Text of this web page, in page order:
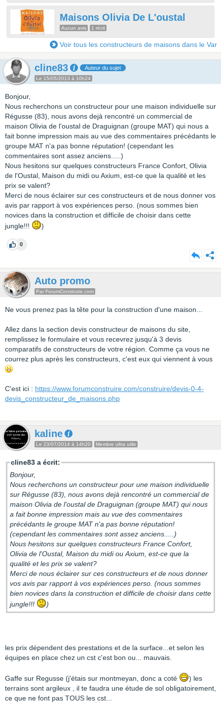
Maisons Olivia De L'oustal
Aucun avis 1 récit
Voir tous les constructeurs de maisons dans le Var
cline83 Auteur du sujet
Le 15/05/2013 à 10h24
Bonjour,
Nous recherchons un constructeur pour une maison individuelle sur
Régusse (83), nous avons dejà rencontré un commercial de
maison Olivia de l'oustal de Draguignan (groupe MAT) qui nous a
fait bonne impression mais au vue des commentaires précédants le
groupe MAT n'a pas bonne réputation! (cependant les
commentaires sont assez anciens.....)
Nous hesitons sur quelques constructeurs France Confort, Olivia
de l'Oustal, Maison du midi ou Axium, est-ce que la qualité et les
prix se valent?
Merci de nous éclairer sur ces constructeurs et de nous donner vos
avis par rapport à vos expériences perso. (nous sommes bien
novices dans la construction et difficile de choisir dans cette
jungle!!!
)
0
Auto promo
Par ForumConstruire.com
Ne vous prenez pas la tête pour la construction d'une maison...
Allez dans la section devis constructeur de maisons du site,
remplissez le formulaire et vous recevrez jusqu'à 3 devis
comparatifs de constructeurs de votre région. Comme ça vous ne
courrez plus après les constructeurs, c'est eux qui viennent à vous
C'est ici : https://www.forumconstruire.com/construire/devis-0-4-
devis_constructeur_de_maisons.php
kaline
Le 23/07/2014 à 14h20 Membre ultra utile
cline83 a écrit:
Bonjour,
Nous recherchons un constructeur pour une maison individuelle
sur Régusse (83), nous avons dejà rencontré un commercial de
maison Olivia de l'oustal de Draguignan (groupe MAT) qui nous
a fait bonne impression mais au vue des commentaires
précédants le groupe MAT n'a pas bonne réputation!
(cependant les commentaires sont assez anciens.....)
Nous hesitons sur quelques constructeurs France Confort,
Olivia de l'Oustal, Maison du midi ou Axium, est-ce que la
qualité et les prix se valent?
Merci de nous éclairer sur ces constructeurs et de nous donner
vos avis par rapport à vos expériences perso. (nous sommes
bien novices dans la construction et difficile de choisir dans cette
jungle!!!
)
les prix dépendent des prestations et de la surface...et selon les
équipes en place chez un cst c'est bon ou... mauvais.
Gaffe sur Regusse (j'étais sur montmeyan, donc a coté
) les
terrains sont argileux , il te faudra une étude de sol obligatoirement,
ce que ne font pas TOUS les cst...